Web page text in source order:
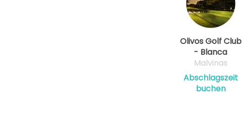
Olivos Golf Club
- Blanca
Malvinas
Abschlagszeit
buchen